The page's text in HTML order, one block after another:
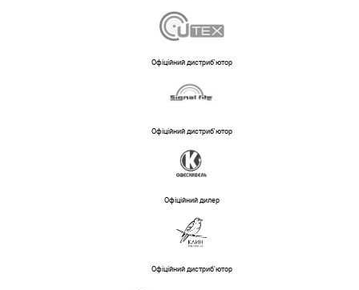
Офіційний дистриб'ютор
Офіційний дистриб'ютор
Офіційний дилер
Офіційний дистриб'ютор